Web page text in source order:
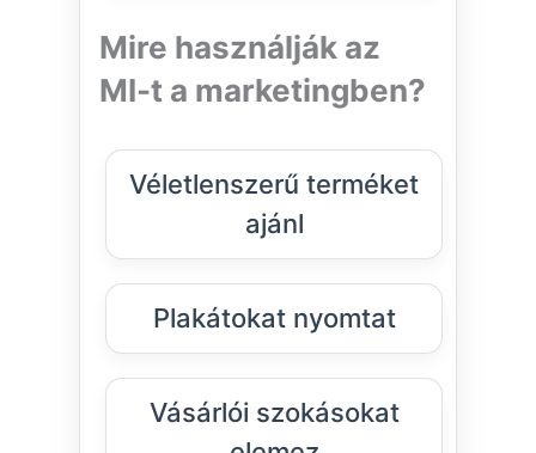
Mire használják az
MI-t a marketingben?
Véletlenszerű terméket
ajánl
Plakátokat nyomtat
Vásárlói szokásokat